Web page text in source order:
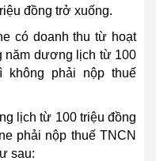
đồng trở xuống.
có doanh thu từ hoạt
năm dương lịch từ 100
không phải nộp thuế
lịch từ 100 triệu đồng
phải nộp thuế TNCN
sau: